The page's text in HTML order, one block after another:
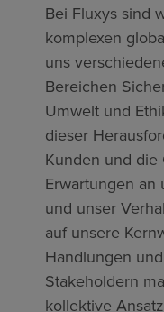
Bei Fluxys sind
komplexen
uns
Bereichen
Umwelt und
dieser
Kunden und die
Erwartungen an
und unser
auf unsere
Handlungen
Stakeholdern
kollektive